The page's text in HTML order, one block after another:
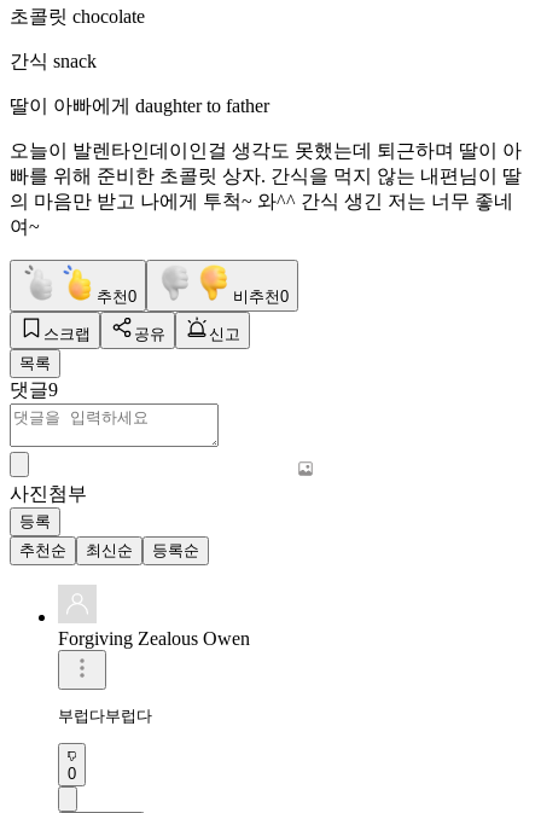
초콜릿 chocolate
간식 snack
딸이 아빠에게 daughter to father
오늘이 발렌타인데이인걸 생각도 못했는데 퇴근하며 딸이 아
빠를 위해 준비한 초콜릿 상자. 간식을 먹지 않는 내편님이 딸
의 마음만 받고 나에게 투척~ 와^^ 간식 생긴 저는 너무 좋네
여~
추천0 비추천0
스크랩 공유
신고
목록
댓글9
사진첨부
등록
추천순
최신순 등록순
Forgiving Zealous Owen
부럽다부럽다
0